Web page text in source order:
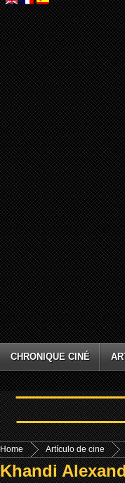
CHRONIQUE CINÉ
Home Artículo de cine
Khandi